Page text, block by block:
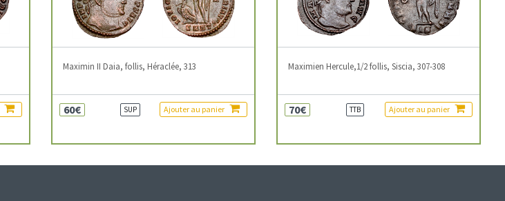
Maximin II Daia, follis, Héraclée, 313
60€ SUP Ajouter au panier
Maximien Hercule,1/2 follis, Siscia, 307-308
70€ TTB Ajouter au panier